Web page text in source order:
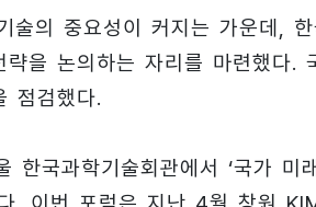
의 중요성이 커지는 가운데,
을 논의하는 자리를 마련했다.
점검했다.
국과학기술회관에서 ‘국가 미